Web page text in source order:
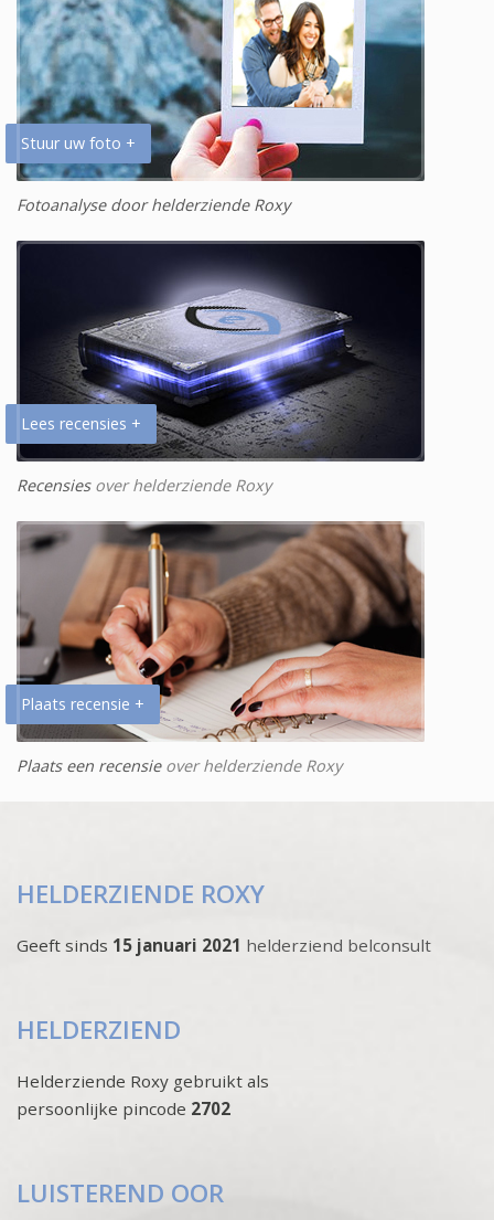
Stuur uw foto +
Fotoanalyse door helderziende Roxy
Lees recensies +
Recensiesover helderziende Roxy
Plaats recensie +
Plaats een recensieover helderziende Roxy
HELDERZIENDE ROXY
Geeft sinds 15 januari 2021 helderziend belconsult
HELDERZIEND
Helderziende Roxy gebruikt als
persoonlijke pincode 2702
LUISTEREND OOR